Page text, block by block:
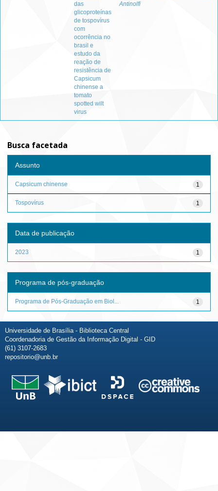
das
glicoproteínas
de tospovírus
com
ocorrência no
brasil e
estudo da
reação de
resistência de
Capsicum
chinense a
tomato
spotted wilt
virus
Antinolfi
Busca facetada
Assunto
1
Capsicum chinense
1
Tospovírus
Data de publicação
1
2023
Programa de pós-graduação
1
Programa de Pós-Graduação em Biol...
Universidade de Brasília - Biblioteca Central
Coordenadoria de Gestão da Informação Digital - GID
(61) 3107-2683
repositorio@unb.br